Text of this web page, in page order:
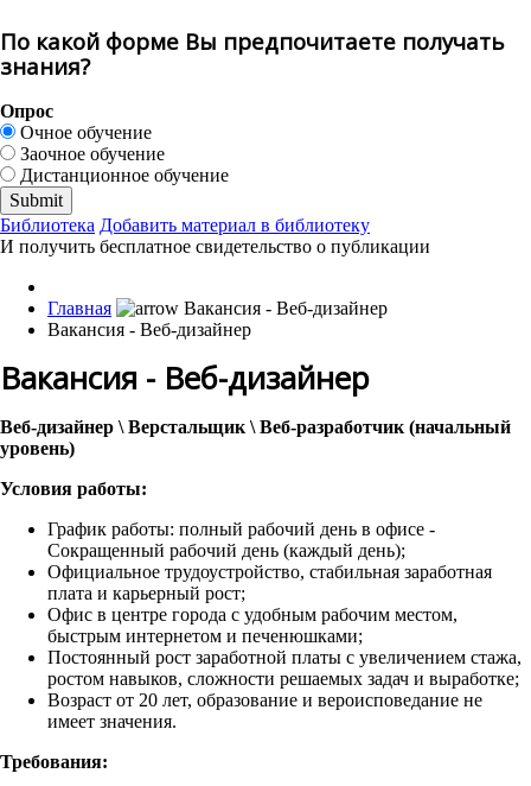
По какой форме Вы предпочитаете получать
знания?
Опрос
Очное обучение
Заочное обучение
Дистанционное обучение
Библиотека Добавить материал в библиотеку
И получить бесплатное свидетельство о публикации
Главная
Вакансия - Веб-дизайнер
Вакансия - Веб-дизайнер
Веб-дизайнер \ Верстальщик \ Веб-разработчик (начальный
уровень)
Условия работы:
График работы: полный рабочий день в офисе -
Сокращенный рабочий день (каждый день);
Официальное трудоустройство, стабильная заработная
плата и карьерный рост;
Офис в центре города с удобным рабочим местом,
быстрым интернетом и печенюшками;
Постоянный рост заработной платы с увеличением стажа,
ростом навыков, сложности решаемых задач и выработке;
Возраст от 20 лет, образование и вероисповедание не
имеет значения.
Требования: